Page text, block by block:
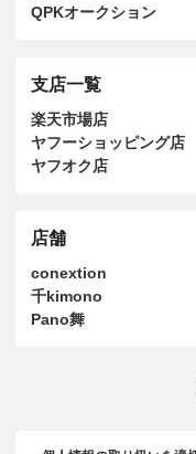
QPKオークション
支店一覧
楽天市場店
ヤフーショッピング店
ヤフオク店
店舗
conextion
千kimono
Pano舞